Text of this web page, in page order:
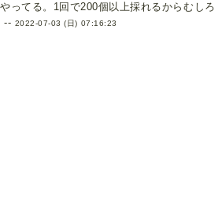
ってる。1回で200個以上採れるからむしろ
-- 2022-07-03 (日) 07:16:23